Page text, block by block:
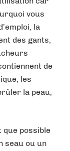
vous
la
des gants,
de
les
la peau,
que possible
seau ou un